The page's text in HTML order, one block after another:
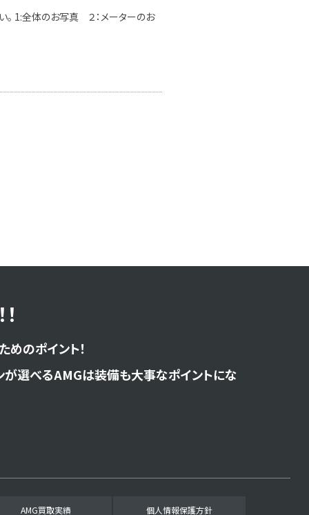
1:全体のお写真 ２：メーターのお
のポイント！
が選べるAMGは装備も大事なポイントにな
AMG買取実績 個人情報保護方針